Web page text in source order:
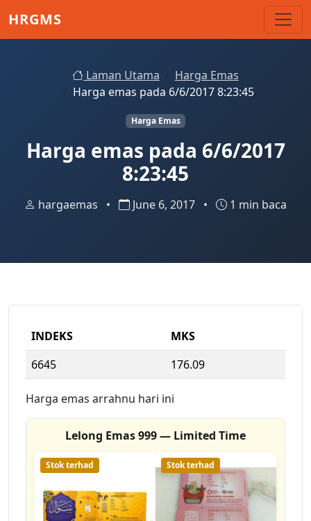
HRGMS
Laman Utama
Harga Emas
Harga emas pada 6/6/2017 8:23:45
Harga Emas
Harga emas pada 6/6/2017
8:23:45
hargaemas • June 6, 2017 • 1 min baca
INDEKS
MKS
6645
176.09
Harga emas arrahnu hari ini
Lelong Emas 999 — Limited Time
Stok terhad Stok terhad